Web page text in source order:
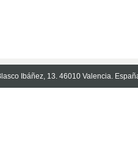
Ibáñez, 13. 46010 Valencia.